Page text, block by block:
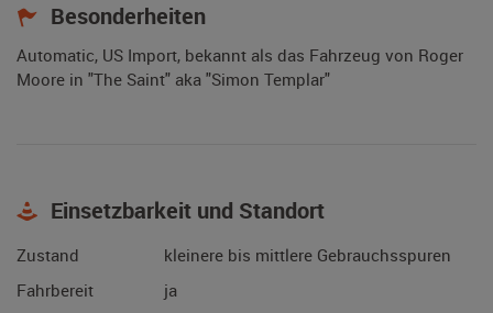
Besonderheiten
Automatic, US Import, bekannt als das Fahrzeug von Roger
Moore in "The Saint" aka "Simon Templar"
Einsetzbarkeit und Standort
Zustand
kleinere bis mittlere Gebrauchsspuren
Fahrbereit
ja